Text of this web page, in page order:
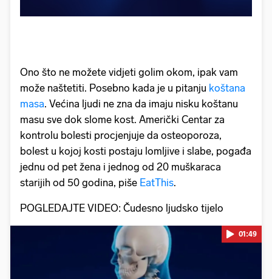
Ono što ne možete vidjeti golim okom, ipak vam
može naštetiti. Posebno kada je u pitanju koštana
masa. Većina ljudi ne zna da imaju nisku koštanu
masu sve dok slome kost. Američki Centar za
kontrolu bolesti procjenjuje da osteoporoza,
bolest u kojoj kosti postaju lomljive i slabe, pogađa
jednu od pet žena i jednog od 20 muškaraca
starijih od 50 godina, piše EatThis.
POGLEDAJTE VIDEO: Čudesno ljudsko tijelo
01:49